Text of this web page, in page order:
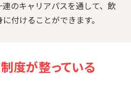
のキャリアパスを通して、飲
付けることができます。
度が整っている